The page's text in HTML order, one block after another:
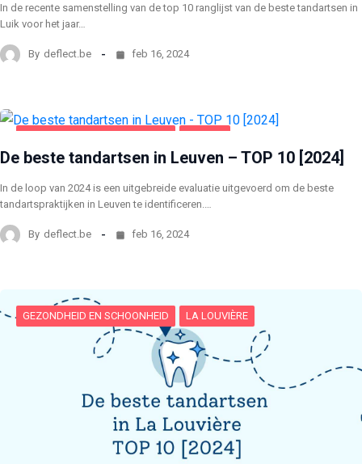
In de recente samenstelling van de top 10 ranglijst van de beste tandartsen in
Luik voor het jaar…
By deflect.be feb 16, 2024
GEZONDHEID EN SCHOONHEID LEUVEN
De beste tandartsen in Leuven – TOP 10 [2024]
In de loop van 2024 is een uitgebreide evaluatie uitgevoerd om de beste
tandartspraktijken in Leuven te identificeren.…
By deflect.be feb 16, 2024
GEZONDHEID EN SCHOONHEID LA LOUVIÈRE